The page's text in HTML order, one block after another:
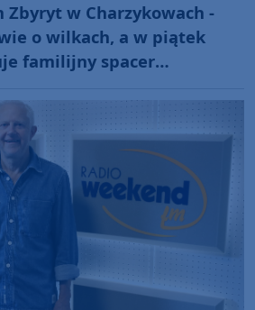
Zbyryt w Charzykowach -
o wilkach, a w piątek
familijny spacer